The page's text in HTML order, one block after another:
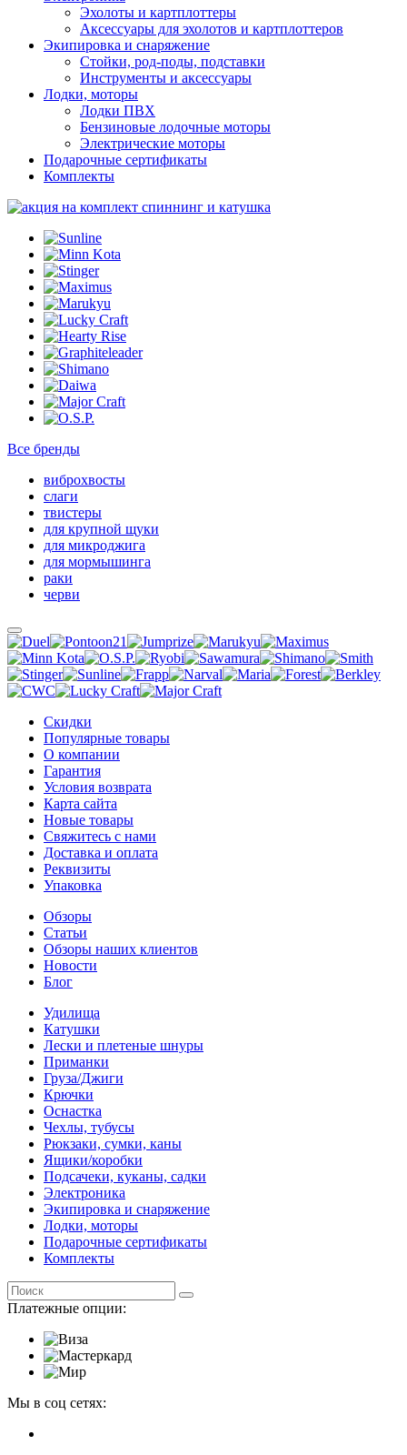
Эхолоты и картплоттеры
Аксессуары для эхолотов и картплоттеров
Экипировка и снаряжение
Стойки, род-поды, подставки
Инструменты и аксессуары
Лодки, моторы
Лодки ПВХ
Бензиновые лодочные моторы
Электрические моторы
Подарочные сертификаты
Комплекты
Все бренды
виброхвосты
слаги
твистеры
для крупной щуки
для микроджига
для мормышинга
раки
черви
Скидки
Популярные товары
О компании
Гарантия
Условия возврата
Карта сайта
Новые товары
Свяжитесь с нами
Доставка и оплата
Реквизиты
Упаковка
Обзоры
Статьи
Обзоры наших клиентов
Новости
Блог
Удилища
Катушки
Лески и плетеные шнуры
Приманки
Груза/Джиги
Крючки
Оснастка
Чехлы, тубусы
Рюкзаки, сумки, каны
Ящики/коробки
Подсачеки, куканы, садки
Электроника
Экипировка и снаряжение
Лодки, моторы
Подарочные сертификаты
Комплекты
Платежные опции:
Мы в соц сетях: